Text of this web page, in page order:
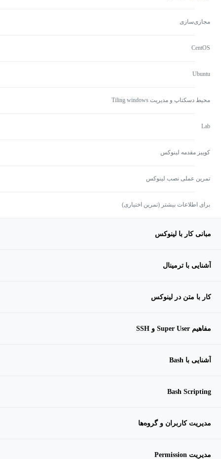
مجازی‌سازی
محیط دسکتاپ و مدیریت Tiling windows
کوییز مقدمه لینوکس
تمرین عملی نصب لینوکس
برای اطلاعات بیشتر (تمرین اختیاری)
مبانی کار با لینوکس
آشنایی با ترمینال
کار با متن در لینوکس
مفاهیم Super User و SSH
آشنایی با Bash
Bash Scripting
مدیریت کاربران و گروه‌ها
مدیریت Permission